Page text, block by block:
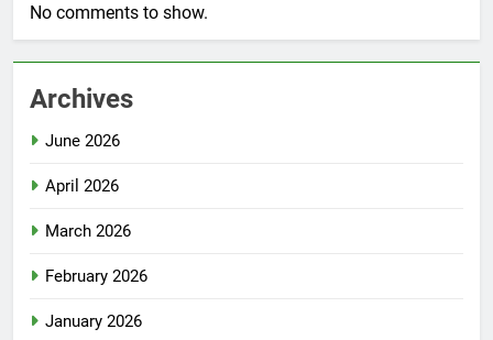
No comments to show.
Archives
June 2026
April 2026
March 2026
February 2026
January 2026